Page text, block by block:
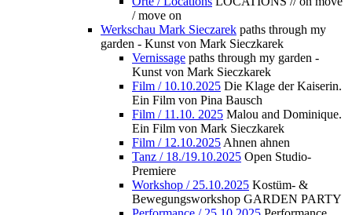
/ move on
Werkschau Mark Sieczarek paths through my
garden - Kunst von Mark Sieczkarek
Vernissage paths through my garden -
Kunst von Mark Sieczkarek
Film / 10.10.2025 Die Klage der Kaiserin.
Ein Film von Pina Bausch
Film / 11.10. 2025 Malou and Dominique.
Ein Film von Mark Sieczkarek
Film / 12.10.2025 Ahnen ahnen
Tanz / 18./19.10.2025 Open Studio-
Premiere
Workshop / 25.10.2025 Kostüm- &
Bewegungsworkshop GARDEN PARTY